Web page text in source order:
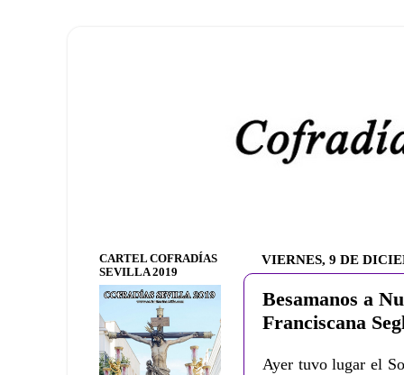
VIERNES, 9 DE
Besamanos a
Franciscana
Ayer tuvo lugar el
CARTEL COFRADÍAS
SEVILLA 2019